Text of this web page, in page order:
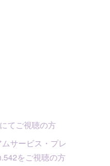
てご視聴の方
サービス・プレ
をご視聴の方